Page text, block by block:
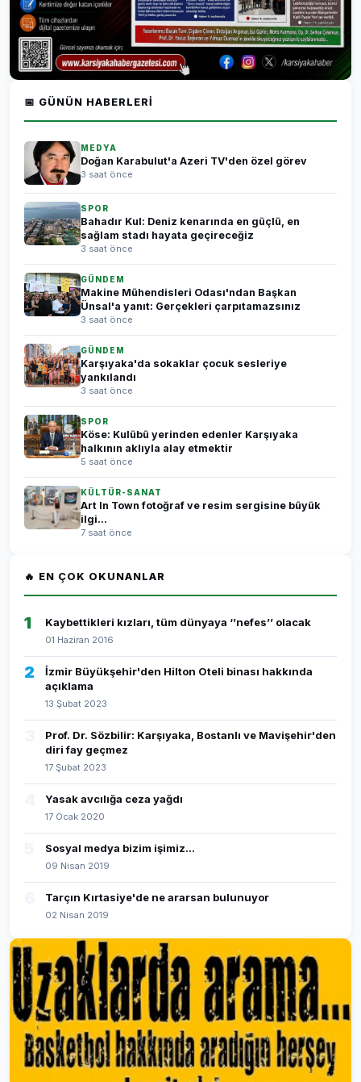
📅 GÜNÜN HABERLERI
MEDYA
Doğan Karabulut'a Azeri TV'den özel görev
3 saat önce
SPOR
Bahadır Kul: Deniz kenarında en güçlü, en
sağlam stadı hayata geçireceğiz
3 saat önce
GÜNDEM
Makine Mühendisleri Odası'ndan Başkan
Ünsal'a yanıt: Gerçekleri çarpıtamazsınız
3 saat önce
GÜNDEM
Karşıyaka'da sokaklar çocuk sesleriye
yankılandı
3 saat önce
SPOR
Köse: Kulübü yerinden edenler Karşıyaka
halkının aklıyla alay etmektir
5 saat önce
KÜLTÜR-SANAT
Art In Town fotoğraf ve resim sergisine büyük
ilgi...
7 saat önce
🔥 EN ÇOK OKUNANLAR
1 Kaybettikleri kızları, tüm dünyaya ‘’nefes’’ olacak
01 Haziran 2016
2
İzmir Büyükşehir'den Hilton Oteli binası hakkında
açıklama
13 Şubat 2023
Prof. Dr. Sözbilir: Karşıyaka, Bostanlı ve Mavişehir'den
diri fay geçmez
17 Şubat 2023
Yasak avcılığa ceza yağdı
17 Ocak 2020
Sosyal medya bizim işimiz...
09 Nisan 2019
Tarçın Kırtasiye'de ne ararsan bulunuyor
02 Nisan 2019